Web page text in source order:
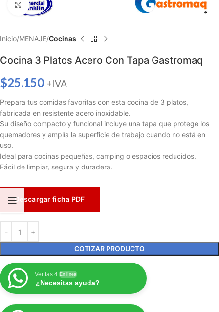
Haga clic para ampliar
Inicio MENAJE Cocinas
Cocina 3 Platos Acero Con Tapa Gastromaq
$25.150 +IVA
Prepara tus comidas favoritas con esta cocina de 3 platos,
fabricada en resistente acero inoxidable.
Su diseño compacto y funcional incluye una tapa que protege los
quemadores y amplía la superficie de trabajo cuando no está en
uso.
Ideal para cocinas pequeñas, camping o espacios reducidos.
Fácil de limpiar, segura y duradera.
Descargar ficha PDF
COTIZAR PRODUCTO
Ventas 4 En línea
¿Necesitas ayuda?